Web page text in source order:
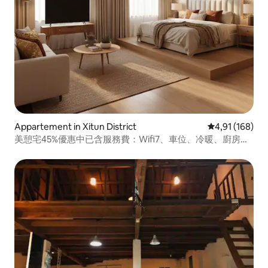
tevoren te informeren) Bedankt
Appartement in Xitun District Gemiddelde
4,91 (168)
美憩宅45%優惠中已含服務費：Wifi7、車位、冷暖、廚房、